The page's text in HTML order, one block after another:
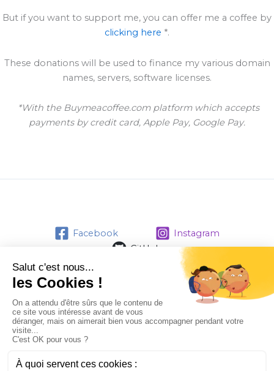
But if you want to support me, you can offer me a coffee by
clicking here *.
These donations will be used to finance my various domain
names, servers, software licenses.
*With the Buymeacoffee.com platform which accepts
payments by credit card, Apple Pay, Google Pay.
Facebook
Instagram
GitHub
Contact
Politique de confidentialité